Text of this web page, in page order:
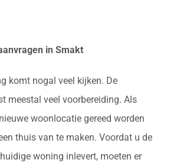
in Smakt
komt nogal veel kijken. De
meestal veel voorbereiding. Als
woonlocatie gereed worden
thuis van te maken. Voordat u de
woning inlevert, moeten er